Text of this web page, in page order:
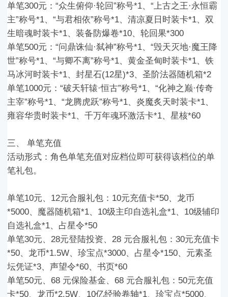
单笔300元：“众生俯仰·轮回”称号*1、“上古之王·永恒霸
主”称号*1、“与君相依”称号*1、清凉夏日时装卡*1、双
生暗魂时装卡*1、装备防爆卷*10、轮回果*300
单笔500元：“问鼎诛仙·弑神”称号*1、“毁天灭地·魔王降
世”称号*1、“与卿不离”称号*1、黄金圣甸时装卡*1、铁
马冰河时装卡*1、封星石(12星)*3、圣阶法器随机箱*2
单笔1000元：“破天轩辕·恒古”称号*1、“化神之巅·传奇
主宰”称号*1、“龙腾虎跃”称号*1、炎魔炙天时装卡*1、
雍容华贵时装卡*1、千万年魂环激活卡*1、星核*60
三、单笔充值
活动形式：角色单笔充值对应档位即可获得该档位的单
笔礼包。
单笔10元、 12元合服礼包 ： 10元充值卡*50、龙币
*5000、魔器随机箱*1、10级主印自选礼盒*1、10级辅印
自选礼盒*1、占星令*50
单笔30元、28元登陆投资、28 元合服礼包 ：30元充值卡
*50、龙币*1.5W、珍宝点*3000、占星令*150、元素圣
坛凭证*3、声望令*60、书页*60
单笔50元、68 元保险基金、68 元合服礼包 ： 50元充值
卡*50、龙币*2.5W、10亿经验卷轴*1、珍宝点*5000、